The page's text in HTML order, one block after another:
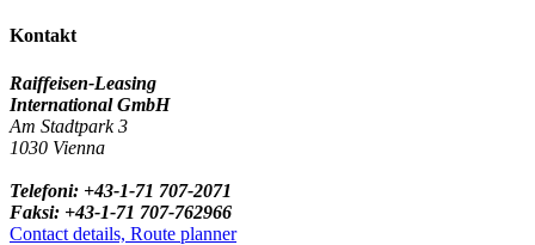
Kontakt
Raiffeisen-Leasing
International GmbH
Am Stadtpark 3
1030 Vienna
Telefoni: +43-1-71 707-2071
Faksi: +43-1-71 707-762966
Contact details, Route planner